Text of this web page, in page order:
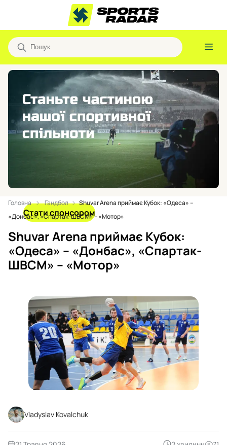
Стати спонсором
Головна Гандбол
Shuvar Arena приймає Кубок: «Одеса» –
«Донбас», «Спартак-ШВСМ» – «Мотор»
Shuvar Arena приймає Кубок:
«Одеса» – «Донбас», «Спартак-
ШВСМ» – «Мотор»
Vladyslav Kovalchuk